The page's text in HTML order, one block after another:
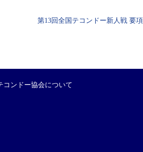
第13回全国テコンドー新人戦 要項
ンドー協会について